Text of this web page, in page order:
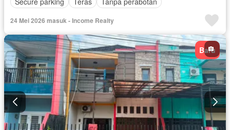
24 Mei 2026 masuk - Income Realty
Baru